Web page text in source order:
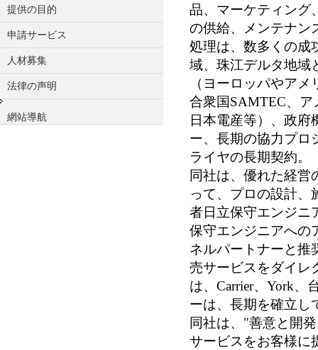
提供の目的
申請サービス
人材募集
法律の声明
網站導航
品、マーケティング
の供給、メンテナン
処理は、数多くの成
域、珠江デルタ地域
（ヨーロッパやア
合衆国SAMTEC、ア
日本電産等）、政
ー、長期の協力プロ
ライヤの長期契約。
同社は、優れた経営
って、プロの設計、
者日立保守エンジニ
保守エンジニアへの
ネルパートナーと推
売サービスをダイレ
は、Carrier、York、
ーは、長期を確立し
同社は、"善意と開
サービスをお客様に